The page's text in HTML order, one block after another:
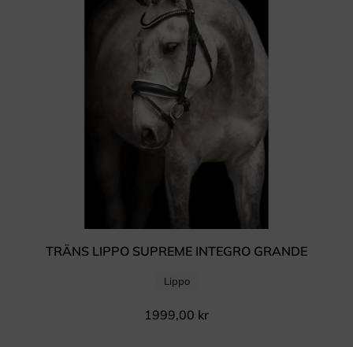
TRÄNS LIPPO SUPREME INTEGRO GRANDE
Lippo
1999,00 kr